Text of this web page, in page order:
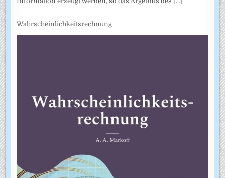
Wahrscheinlichkeitsrechnung